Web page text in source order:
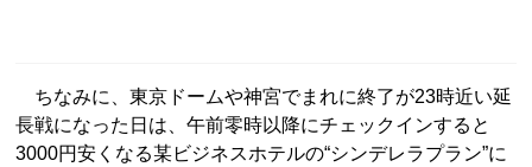
ちなみに、東京ドームや神宮でまれに終了が23時近い延
長戦になった日は、午前零時以降にチェックインすると
3000円安くなる某ビジネスホテルの“シンデレラプラン”に